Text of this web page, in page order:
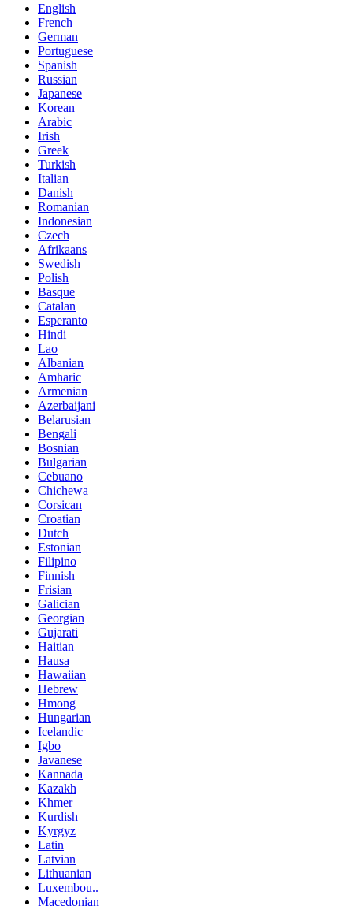
English
French
German
Portuguese
Spanish
Russian
Japanese
Korean
Arabic
Irish
Greek
Turkish
Italian
Danish
Romanian
Indonesian
Czech
Afrikaans
Swedish
Polish
Basque
Catalan
Esperanto
Hindi
Lao
Albanian
Amharic
Armenian
Azerbaijani
Belarusian
Bengali
Bosnian
Bulgarian
Cebuano
Chichewa
Corsican
Croatian
Dutch
Estonian
Filipino
Finnish
Frisian
Galician
Georgian
Gujarati
Haitian
Hausa
Hawaiian
Hebrew
Hmong
Hungarian
Icelandic
Igbo
Javanese
Kannada
Kazakh
Khmer
Kurdish
Kyrgyz
Latin
Latvian
Lithuanian
Luxembou..
Macedonian